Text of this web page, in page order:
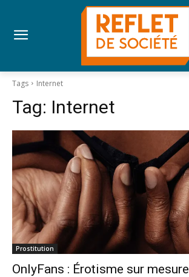
Tags Internet
Tag: Internet
Prostitution
OnlyFans : Érotisme sur mesure